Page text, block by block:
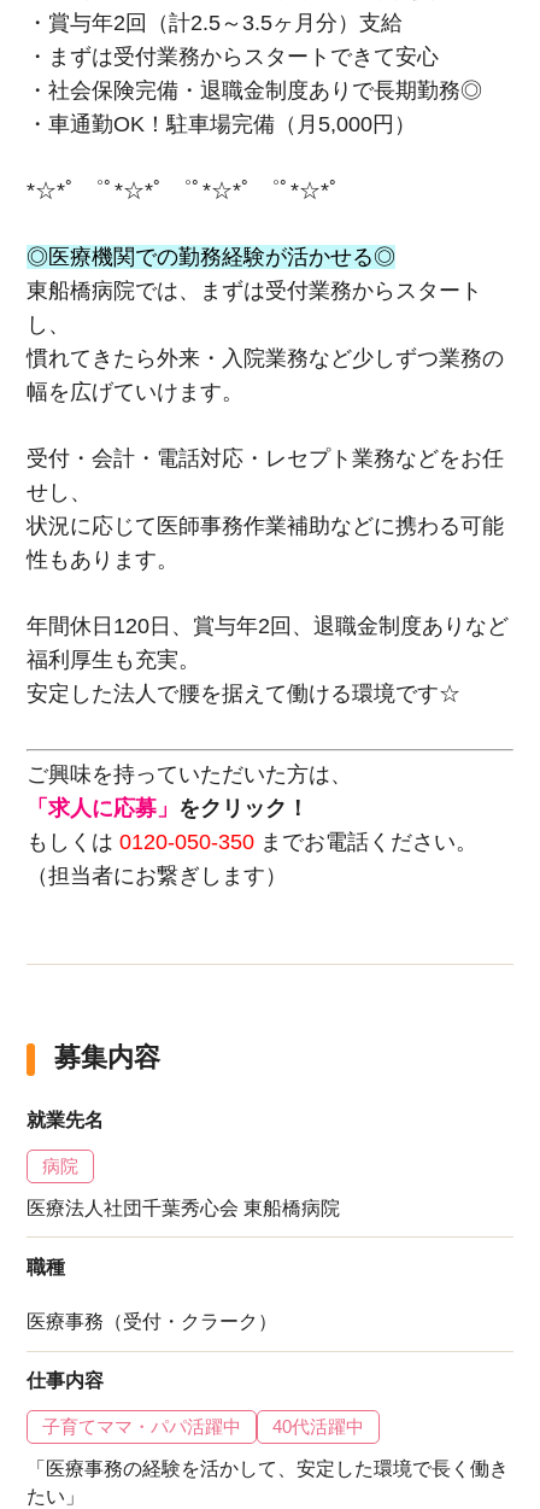
・賞与年2回（計2.5～3.5ヶ月分）支給
・まずは受付業務からスタートできて安心
・社会保険完備・退職金制度ありで長期勤務◎
・車通勤OK！駐車場完備（月5,000円）
*☆*ﾟ ゜ﾟ*☆*ﾟ ゜ﾟ*☆*ﾟ ゜ﾟ*☆*ﾟ
◎医療機関での勤務経験が活かせる◎
東船橋病院では、まずは受付業務からスタート
し、
慣れてきたら外来・入院業務など少しずつ業務の
幅を広げていけます。
受付・会計・電話対応・レセプト業務などをお任
せし、
状況に応じて医師事務作業補助などに携わる可能
性もあります。
年間休日120日、賞与年2回、退職金制度ありなど
福利厚生も充実。
安定した法人で腰を据えて働ける環境です☆
ご興味を持っていただいた方は、
「求人に応募」 をクリック！
もしくは0120-050-350 までお電話ください。
（担当者にお繋ぎします）
募集内容
就業先名
病院
医療法人社団千葉秀心会 東船橋病院
職種
医療事務（受付・クラーク）
仕事内容
子育てママ・パパ活躍中 40代活躍中
「医療事務の経験を活かして、安定した環境で長く働き
たい」